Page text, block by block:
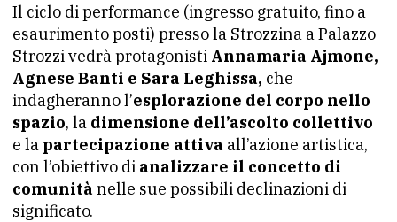
Il ciclo di performance (ingresso gratuito, fino a
esaurimento posti) presso la Strozzina a Palazzo
Strozzi vedrà protagonisti Annamaria Ajmone,
Agnese Banti e Sara Leghissa, che
indagheranno l’esplorazione del corpo nello
spazio, la dimensione dell’ascolto collettivo
e la partecipazione attiva all’azione artistica,
con l’obiettivo di analizzare il concetto di
comunità nelle sue possibili declinazioni di
significato.